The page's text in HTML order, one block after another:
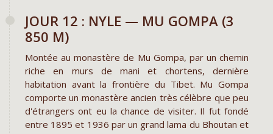
JOUR 12 : NYLE — MU GOMPA (3
850 M)
Montée au monastère de Mu Gompa, par un chemin
riche en murs de mani et chortens, dernière
habitation avant la frontière du Tibet. Mu Gompa
comporte un monastère ancien très célèbre que peu
d'étrangers ont eu la chance de visiter. Il fut fondé
entre 1895 et 1936 par un grand lama du Bhoutan et